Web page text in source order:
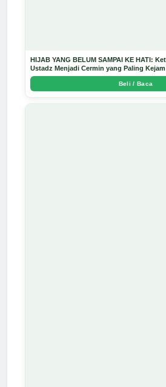
HIJAB YANG BELUM SAMPAI KE HATI:
Ustadz Menjadi Cermin yang Paling
Beli / Baca